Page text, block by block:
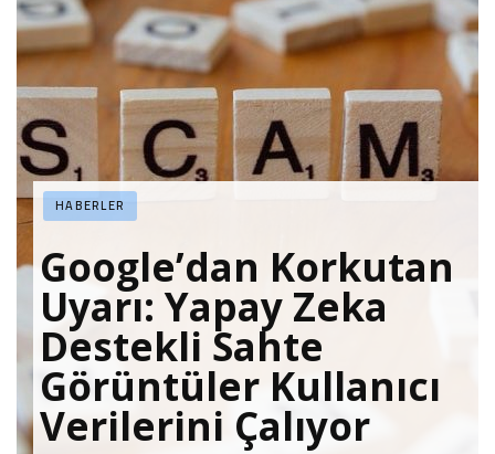
HABERLER
Google’dan Korkutan
Uyarı: Yapay Zeka
Destekli Sahte
Görüntüler Kullanıcı
Verilerini Çalıyor